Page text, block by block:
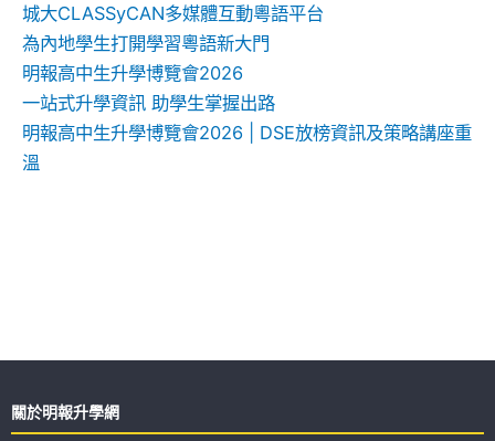
城大CLASSyCAN多媒體互動粵語平台
為內地學生打開學習粵語新大門
明報高中生升學博覽會2026
一站式升學資訊 助學生掌握出路
明報高中生升學博覽會2026 | DSE放榜資訊及策略講座重
溫
關於明報升學網